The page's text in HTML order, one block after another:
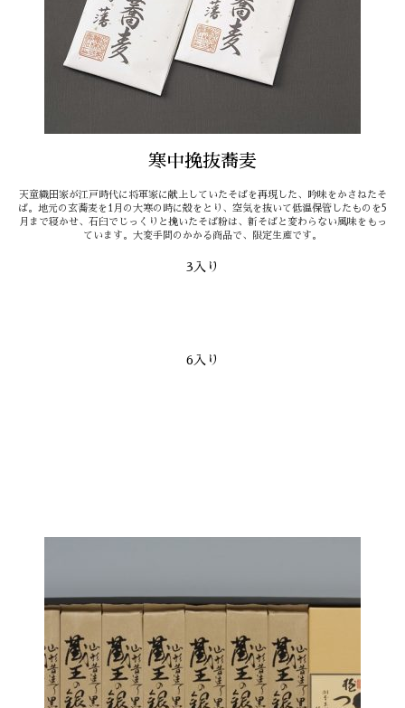
寒中挽抜蕎麦
天童織田家が江戸時代に将軍家に献上していたそばを再現した、吟味をかさねたそ
ば。地元の玄蕎麦を1月の大寒の時に殻をとり、空気を抜いて低温保管したものを5
月まで寝かせ、石臼でじっくりと挽いたそば粉は、新そばと変わらない風味をもっ
ています。大変手間のかかる商品で、限定生産です。
3入り
6入り